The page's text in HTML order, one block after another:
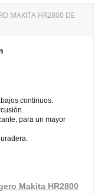
MAKITA HR2800 DE
continuos.
para un mayor
Makita HR2800